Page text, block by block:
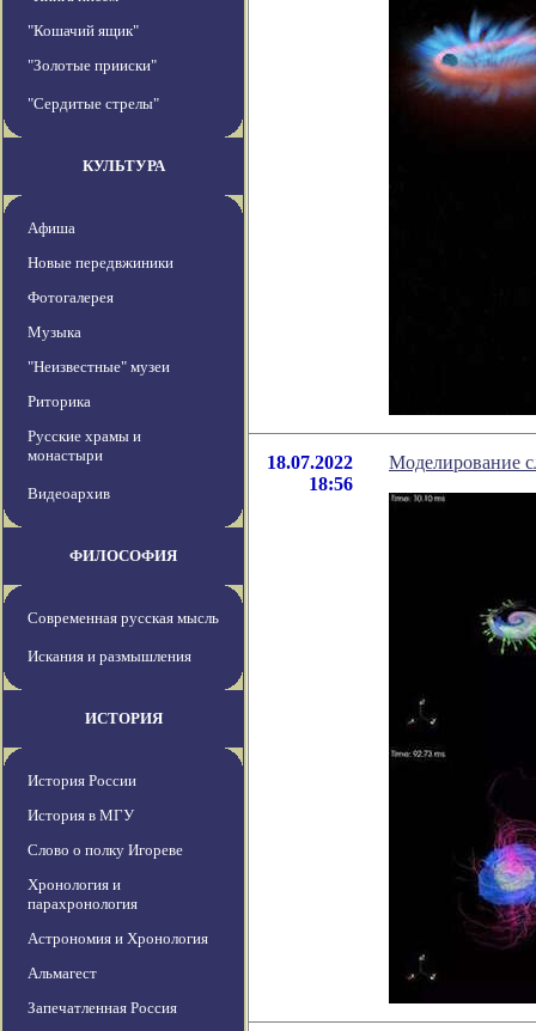
"Кошачий ящик"
"Золотые прииски"
"Сердитые стрелы"
КУЛЬТУРА
Афиша
Новые передвжиники
Фотогалерея
Музыка
"Неизвестные" музеи
Риторика
Русские храмы и
монастыри
Видеоархив
ФИЛОСОФИЯ
Современная русская мысль
Искания и размышления
ИСТОРИЯ
История России
История в МГУ
Слово о полку Игореве
Хронология и
парахронология
Астрономия и Хронология
Альмагест
Запечатленная Россия
18.07.2022
18:56
Моделирование